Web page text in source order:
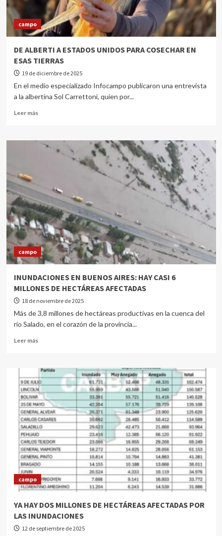
campo
DE ALBERTI A ESTADOS UNIDOS PARA COSECHAR EN
ESAS TIERRAS
19 de diciembre de 2025
En el medio especializado Infocampo publicaron una entrevista
a la albertina Sol Carrettoni, quien por...
Leer más
campo
INUNDACIONES EN BUENOS AIRES: HAY CASI 6
MILLONES DE HECTÁREAS AFECTADAS
18 de noviembre de 2025
Más de 3,8 millones de hectáreas productivas en la cuenca del
río Salado, en el corazón de la provincia...
Leer más
campo
YA HAY DOS MILLONES DE HECTÁREAS AFECTADAS POR
LAS INUNDACIONES
12 de septiembre de 2025